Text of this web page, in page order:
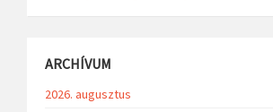
ARCHÍVUM
2026. augusztus